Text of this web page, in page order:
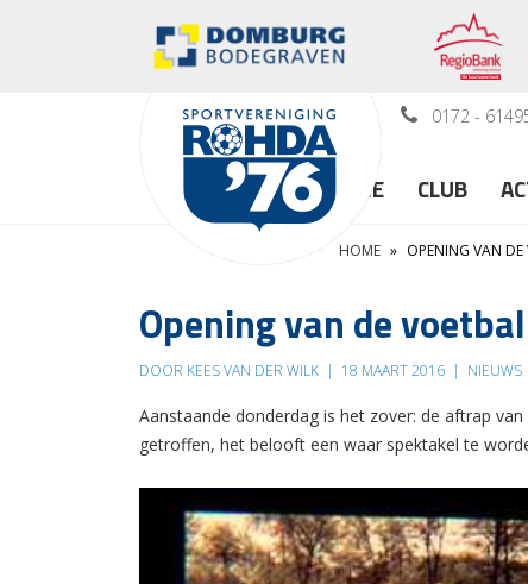
0172 -
HOME CLUB
HOME » OPENING VAN
Opening van de
DOOR KEES VAN DER WILK | 18 MAART 2016 | NIEUWS
Aanstaande donderdag is het zover: de aftrap
getroffen, het belooft een waar spektakel te